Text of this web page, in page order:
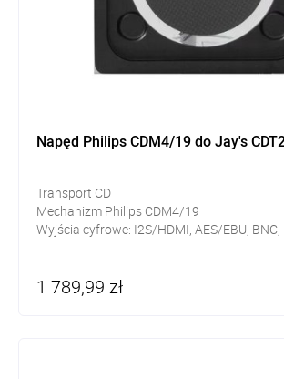
Napęd Philips CDM4/19 do Jay's
Transport CD
Mechanizm Philips CDM4/19
Wyjścia cyfrowe: I2S/HDMI, AES/EBU, BNC,
1 789,99 zł